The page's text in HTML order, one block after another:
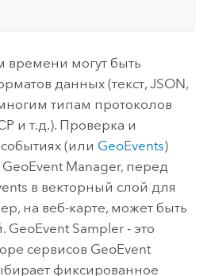
могут быть
данных (текст, JSON,
типам протоколов
и т.д.). Проверка и
(или GeoEvents)
GeoEvent Manager, перед
в векторный слой для
на веб-карте, может быть
Sampler - это
сервисов GeoEvent
фиксированное